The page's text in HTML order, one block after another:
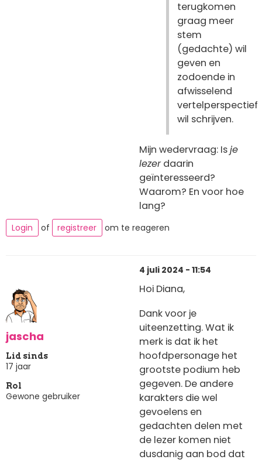
terugkomen
graag meer
stem
(gedachte) wil
geven en
zodoende in
afwisselend
vertelperspectief
wil schrijven.
Mijn wedervraag: Isje
lezerdaarin
geïnteresseerd?
Waarom? En voor hoe
lang?
Login of registreer om te reageren
jascha
Lid sinds
17 jaar
Rol
Gewone gebruiker
4 juli 2024 - 11:54
Hoi Diana,
Dank voor je
uiteenzetting. Wat ik
merk is dat ik het
hoofdpersonage het
grootste podium heb
gegeven. De andere
karakters die wel
gevoelens en
gedachten delen met
de lezer komen niet
dusdanig aan bod dat